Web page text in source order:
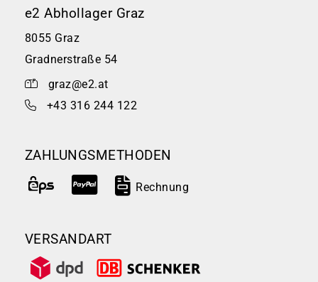
e2 Abhollager Graz
8055 Graz
Gradnerstraße 54
graz@e2.at
+43 316 244 122
ZAHLUNGSMETHODEN
Rechnung
VERSANDART